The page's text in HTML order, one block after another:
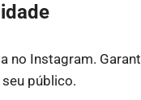
no Instagram.
público.